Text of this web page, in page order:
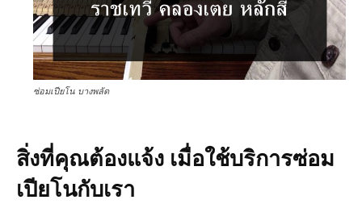
ซ่อมเปียโน บางพลัด
สิ่งที่คุณต้องแจ้ง เมื่อใช้บริการซ่อม
เปียโนกับเรา